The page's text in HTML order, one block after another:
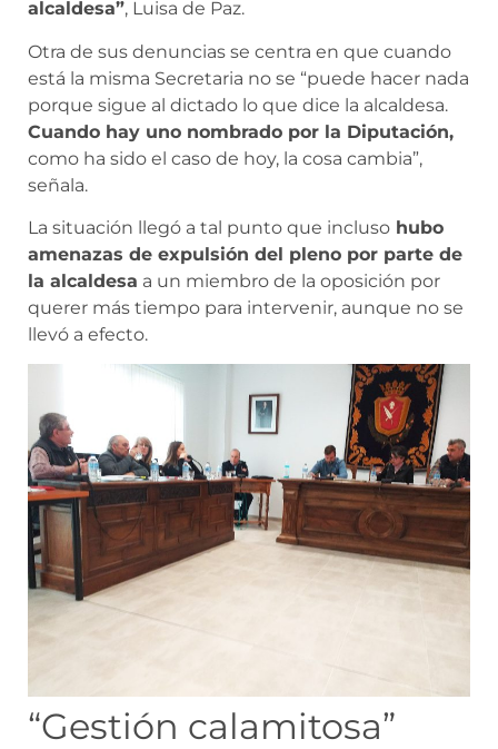
alcaldesa”, Luisa de Paz.
Otra de sus denuncias se centra en que cuando
está la misma Secretaria no se “puede hacer nada
porque sigue al dictado lo que dice la alcaldesa.
Cuando hay uno nombrado por la Diputación,
como ha sido el caso de hoy, la cosa cambia”,
señala.
La situación llegó a tal punto que incluso hubo
amenazas de expulsión del pleno por parte de
la alcaldesa a un miembro de la oposición por
querer más tiempo para intervenir, aunque no se
llevó a efecto.
“Gestión calamitosa”